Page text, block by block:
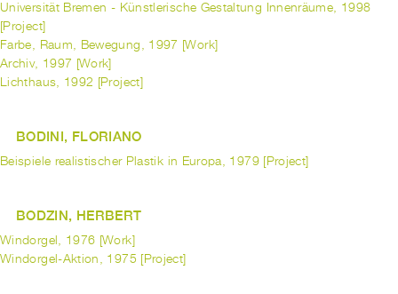
Universität Bremen - Künstlerische Gestaltung Innenräume, 1998
[Project]
Farbe, Raum, Bewegung, 1997 [Work]
Archiv, 1997 [Work]
Lichthaus, 1992 [Project]
BODINI, FLORIANO
Beispiele realistischer Plastik in Europa, 1979 [Project]
BODZIN, HERBERT
Windorgel, 1976 [Work]
Windorgel-Aktion, 1975 [Project]